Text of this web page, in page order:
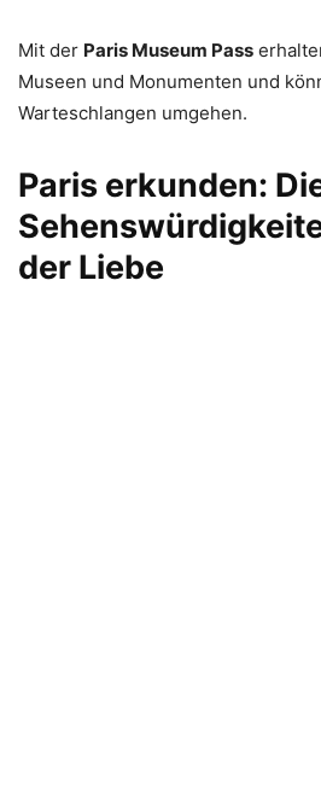
Mit der Paris Museum Pass
Museen und Monumenten und
Warteschlangen umgehen.
Paris erkunden:
der Liebe